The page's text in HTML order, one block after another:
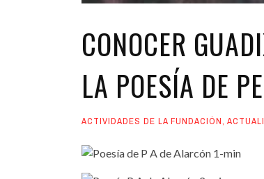
CONOCER
LA POESÍA DE
ACTIVIDADES DE LA FUNDACIÓN,